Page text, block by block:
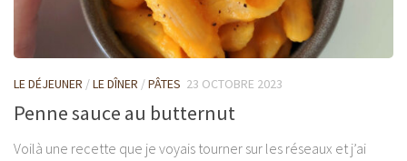
LE DÉJEUNER /LE DÎNER /PÂTES 23 OCTOBRE 2023
Penne sauce au butternut
Voilà une recette que je voyais tourner sur les réseaux et j’ai